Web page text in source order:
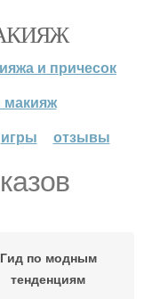
и причесок
макияж
игры отзывы
Гид по модным
тенденциям